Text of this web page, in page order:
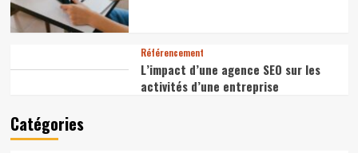
Référencement
L’impact d’une agence SEO sur les
activités d’une entreprise
Catégories